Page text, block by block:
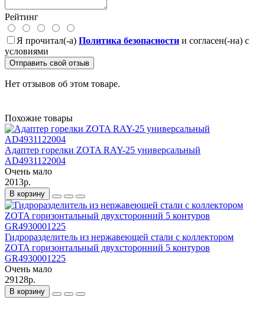
Рейтинг
Я прочитал(-а) Политика безопасности и согласен(-на) с
условиями
Отправить свой отзыв
Нет отзывов об этом товаре.
Похожие товары
Адаптер горелки ZOTA RAY-25 универсальный
AD4931122004
Очень мало
2013р.
В корзину
Гидроразделитель из нержавеющей стали с коллектором
ZOTA горизонтальный двухсторонний 5 контуров
GR4930001225
Очень мало
29128р.
В корзину